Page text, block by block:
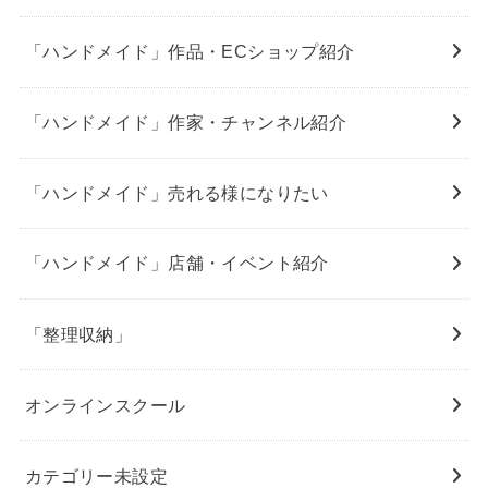
「ハンドメイド」作品・ECショップ紹介
「ハンドメイド」作家・チャンネル紹介
「ハンドメイド」売れる様になりたい
「ハンドメイド」店舗・イベント紹介
「整理収納」
オンラインスクール
カテゴリー未設定